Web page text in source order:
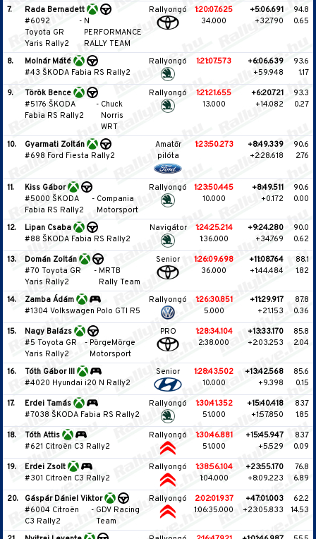
7.
Rada Bernadett
#6092
Toyota GR
Yaris Rally2
- N
PERFORMANCE
RALLY TEAM
Rallyongó
1:20:07.625
34.000
+5:06.691
+32.790
94.8
0.65
8.
Molnár Máté
#43 ŠKODA Fabia RS Rally2
Rallyongó 1:21:07.573
+6:06.639
+59.948
93.6
1.17
9.
Török Bence
#5176 ŠKODA
Fabia RS Rally2
- Chuck
Norris
WRT
Rallyongó
1:21:21.655
13.000
+6:20.721
+14.082
93.3
0.27
10.
Gyarmati Zoltán
#698 Ford Fiesta Rally2
Amatőr
pilóta
1:23:50.273
+8:49.339
+2:28.618
90.6
2.76
11.
Kiss Gábor
#5000 ŠKODA
Fabia RS Rally2
- Compania
Motorsport
Rallyongó
1:23:50.445
10.000
+8:49.511
+0.172
90.6
0.00
12.
Lipan Csaba
#88 ŠKODA Fabia RS Rally2
Navigátor
1:24:25.214
1:36.000
+9:24.280
+34.769
90.0
0.62
13.
Domán Zoltán
#70 Toyota GR
Yaris Rally2
- MRTB
Rally Team
Senior
1:26:09.698
36.000
+11:08.764
+1:44.484
88.1
1.82
14.
Zamba Ádám
#1304 Volkswagen Polo GTI R5
Rallyongó
1:26:30.851
5.000
+11:29.917
+21.153
87.8
0.36
15.
Nagy Balázs
#5 Toyota GR
Yaris Rally2
- PörgeMörge
Motorsport
PRO
1:28:34.104
2:38.000
+13:33.170
+2:03.253
85.8
2.04
16.
Tóth Gábor III
#4020 Hyundai i20 N Rally2
Senior
1:28:43.502
10.000
+13:42.568
+9.398
85.6
0.15
17.
Erdei Tamás
#7038 ŠKODA Fabia RS Rally2
Rallyongó
1:30:41.352
51.000
+15:40.418
+1:57.850
83.7
1.85
18.
Tóth Attis
#621 Citroën C3 Rally2
Rallyongó
1:30:46.881
51.000
+15:45.947
+5.529
83.7
0.09
19.
Erdei Zsolt
#301 Citroën C3 Rally2
Rallyongó
1:38:56.104
1:04.000
+23:55.170
+8:09.223
76.8
6.89
20.
Gáspár Dániel Viktor
#6004 Citroën
C3 Rally2
- GDV Racing
Team
Rallyongó
2:02:01.937
1:06:35.000
+47:01.003
+23:05.833
62.2
14.53